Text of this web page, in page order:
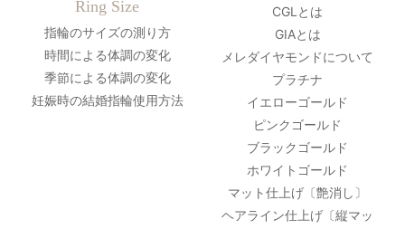
Ring Size
指輪のサイズの測り方
時間による体調の変化
季節による体調の変化
妊娠時の結婚指輪使用方法
CGLとは
GIAとは
メレダイヤモンドについて
プラチナ
イエローゴールド
ピンクゴールド
ブラックゴールド
ホワイトゴールド
マット仕上げ〔艶消し〕
ヘアライン仕上げ〔縦マッ